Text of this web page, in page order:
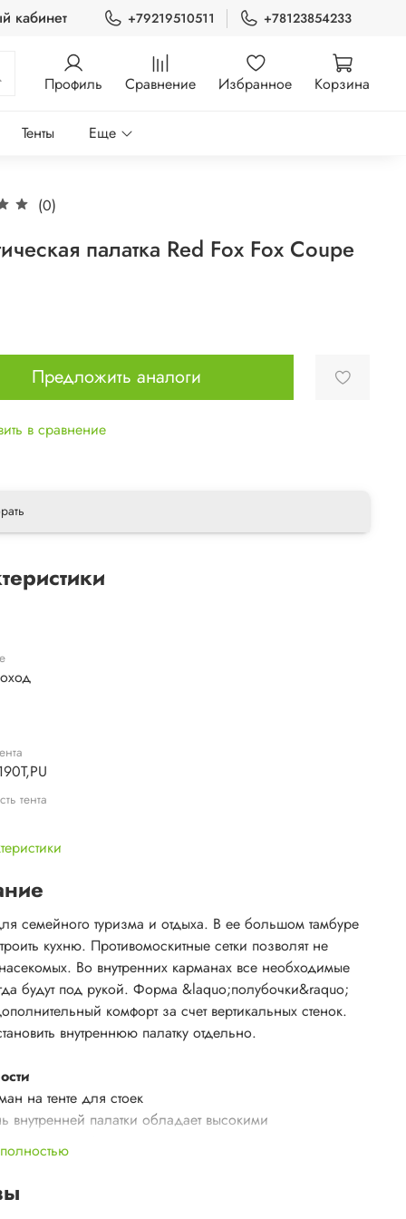
кабинет +79219510511 +78123854233
Профиль Сравнение Избранное Корзина
Тенты Еще
(0)
палатка Red Fox Fox Coupe
Предложить аналоги
в сравнение
тента
семейного туризма и отдыха. В ее большом тамбуре
кухню. Противомоскитные сетки позволят не
Во внутренних карманах все необходимые
будут под рукой. Форма &laquo;полубочки&raquo;
комфорт за счет вертикальных стенок.
внутреннюю палатку отдельно.
на тенте для стоек
внутренней палатки обладает высокими
алюминиевый каркас повышенной
швы тента и дна